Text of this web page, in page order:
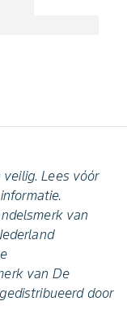
Lees vóór
van
van De
door